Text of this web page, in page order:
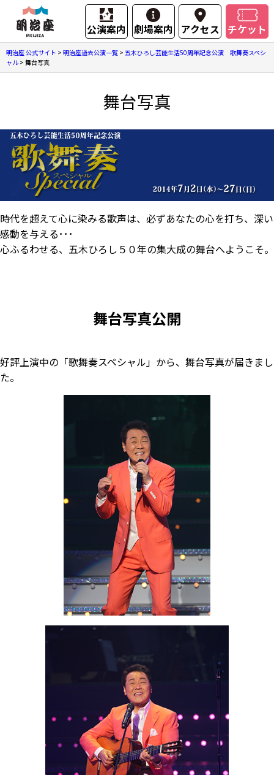
公演案内 劇場案内 アクセス チケット
明治座 公式サイト > 明治座過去公演一覧 > 五木ひろし芸能生活50周年記念公演 歌舞奏スペシ
ャル > 舞台写真
舞台写真
時代を超えて心に染みる歌声は、必ずあなたの心を打ち、深い
感動を与える･･･
心ふるわせる、五木ひろし５０年の集大成の舞台へようこそ。
舞台写真公開
好評上演中の「歌舞奏スペシャル」から、舞台写真が届きまし
た。